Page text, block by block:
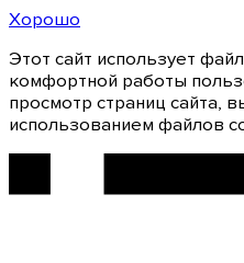
Хорошо
Этот сайт использует
комфортной работы
просмотр страниц сайта,
использованием файлов